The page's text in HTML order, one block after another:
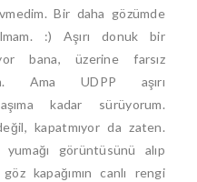
Bir daha gözümde
:) Aşırı donuk bir
bana, üzerine farsız
Ama UDPP aşırı
kadar sürüyorum.
kapatmıyor da zaten.
görüntüsünü alıp
kapağımın canlı rengi